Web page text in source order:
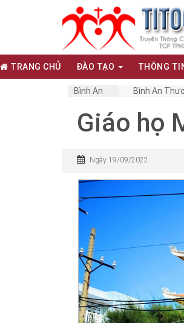
TRANG CHỦ ĐÀO TẠO THÔNG
Bình An Bình An
Giáo họ
Ngày 19/09/2022